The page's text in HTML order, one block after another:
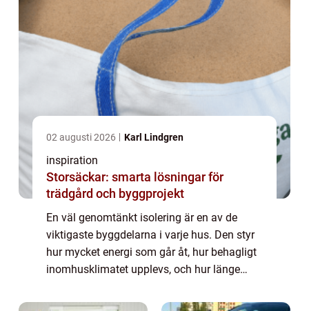
02 augusti 2026 Karl Lindgren
inspiration
Storsäckar: smarta lösningar för
trädgård och byggprojekt
En väl genomtänkt isolering är en av de
viktigaste byggdelarna i varje hus. Den styr
hur mycket energi som går åt, hur behagligt
inomhusklimatet upplevs, och hur länge
problem. När byggisolering planeras rät...